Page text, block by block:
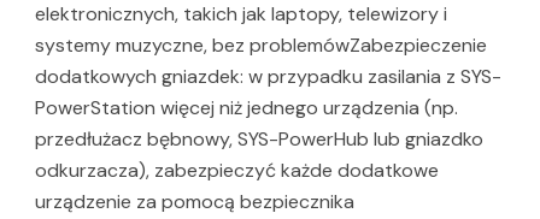
elektronicznych, takich jak laptopy, telewizory i
systemy muzyczne, bez problemówZabezpieczenie
dodatkowych gniazdek: w przypadku zasilania z SYS-
PowerStation więcej niż jednego urządzenia (np.
przedłużacz bębnowy, SYS-PowerHub lub gniazdko
odkurzacza), zabezpieczyć każde dodatkowe
urządzenie za pomocą bezpiecznika